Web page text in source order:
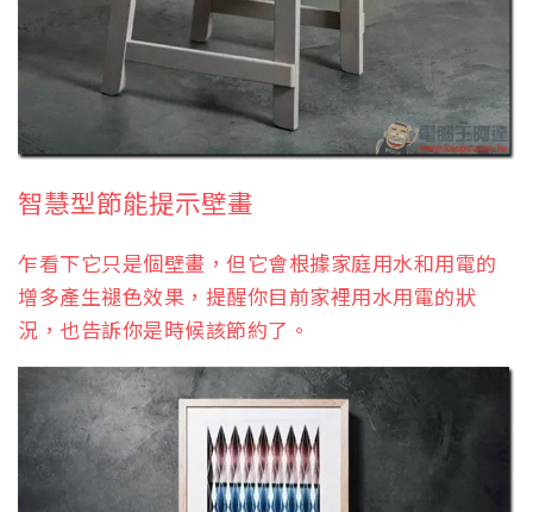
智慧型節能提示壁畫
乍看下它只是個壁畫，但它會根據家庭用水和用電的
增多產生褪色效果，提醒你目前家裡用水用電的狀
況，也告訴你是時候該節約了。